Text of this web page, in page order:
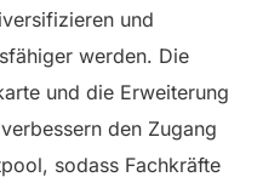
und
werden. Die
und die Erweiterung
den Zugang
sodass Fachkräfte